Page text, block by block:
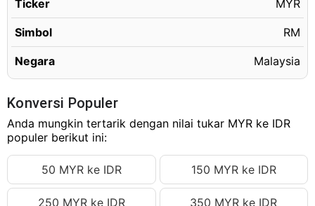
3000.23 MYR
Rp13,206,352.41 IDR
3000.24 MYR
Rp13,206,396.43 IDR
3000.25 MYR
3000.26 MYR
Rp13,206,484.46 IDR
3000.27 MYR
3000.28 MYR
Rp13,206,572.50 IDR
3000.29 MYR
3000.30 MYR
Rp13,206,660.53 IDR
Rp13,206,704.55 IDR
Ticker MYR
Simbol RM
Negara Malaysia
Konversi Populer
Anda mungkin tertarik dengan nilai tukar MYR ke IDR
populer berikut ini:
50 MYR ke IDR 150 MYR ke IDR
250 MYR ke IDR 350 MYR ke IDR